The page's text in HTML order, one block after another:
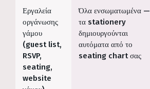
Εργαλεία
οργάνωσης
γάμου
(guest list,
RSVP,
seating,
website
Όλα ενσωματωμένα —
τα stationery
δημιουργούνται
αυτόματα από το
seating chart σας